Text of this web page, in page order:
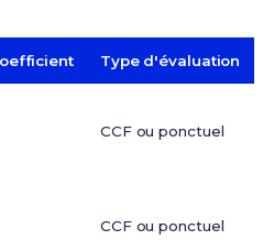
Type d'évaluation
CCF ou ponctuel
CCF ou ponctuel